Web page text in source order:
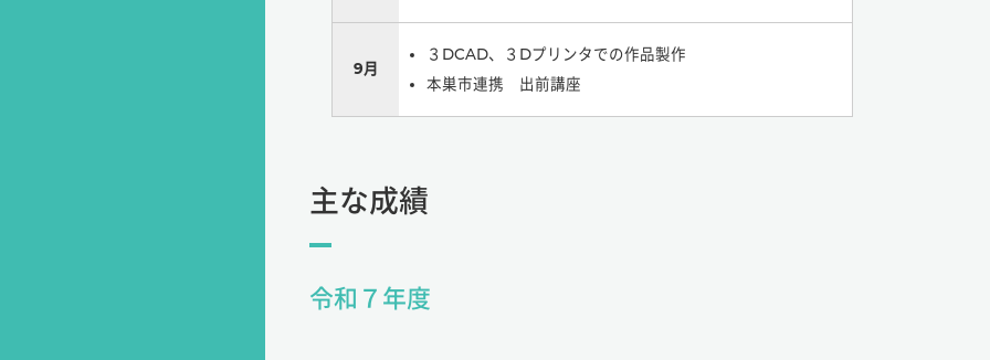
9月
３DCAD、３Dプリンタでの作品製作
本巣市連携 出前講座
主な成績
令和７年度